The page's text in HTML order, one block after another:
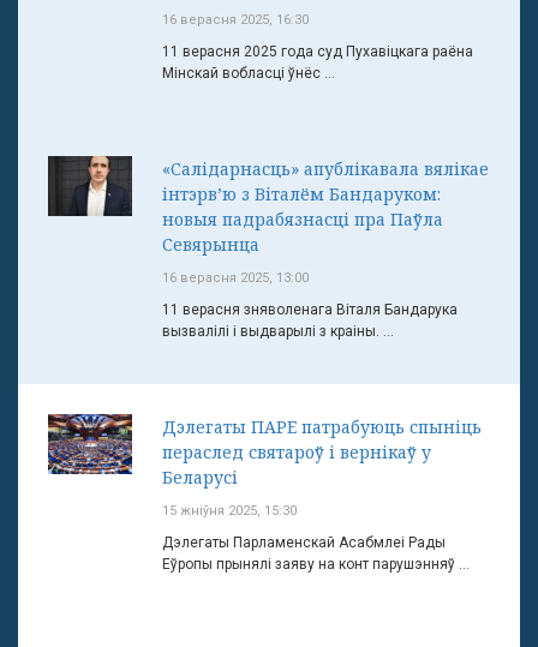
16 верасня 2025, 16:30
11 верасня 2025 года суд Пухавіцкага раёна
Мінскай вобласці ўнёс ...
«Салідарнасць» апублікавала вялікае
інтэрв’ю з Віталём Бандаруком:
новыя падрабязнасці пра Паўла
Севярынца
16 верасня 2025, 13:00
11 верасня зняволенага Віталя Бандарука
вызвалілі і выдварылі з краіны. ...
Дэлегаты ПАРЕ патрабуюць спыніць
пераслед святароў і вернікаў у
Беларусі
15 жніўня 2025, 15:30
Дэлегаты Парламенскай Асабмлеі Рады
Еўропы прынялі заяву на конт парушэнняў ...